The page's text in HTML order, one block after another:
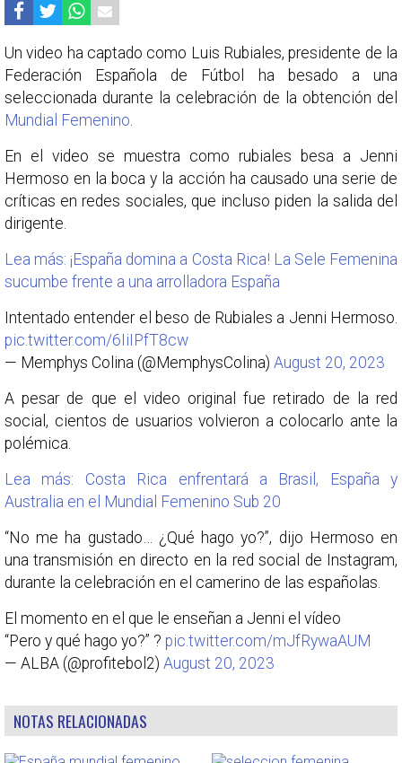
Un video ha captado como Luis Rubiales, presidente de la
Federación Española de Fútbol ha besado a una
seleccionada durante la celebración de la obtención del
Mundial Femenino.
En el video se muestra como rubiales besa a Jenni
Hermoso en la boca y la acción ha causado una serie de
críticas en redes sociales, que incluso piden la salida del
dirigente.
Lea más: ¡España domina a Costa Rica! La Sele Femenina
sucumbe frente a una arrolladora España
Intentado entender el beso de Rubiales a Jenni Hermoso.
pic.twitter.com/6IiIPfT8cw
— Memphys Colina (@MemphysColina) August 20, 2023
A pesar de que el video original fue retirado de la red
social, cientos de usuarios volvieron a colocarlo ante la
polémica.
Lea más: Costa Rica enfrentará a Brasil, España y
Australia en el Mundial Femenino Sub 20
“No me ha gustado… ¿Qué hago yo?”, dijo Hermoso en
una transmisión en directo en la red social de Instagram,
durante la celebración en el camerino de las españolas.
El momento en el que le enseñan a Jenni el vídeo
“Pero y qué hago yo?” ? pic.twitter.com/mJfRywaAUM
— ALBA (@profitebol2) August 20, 2023
NOTAS RELACIONADAS